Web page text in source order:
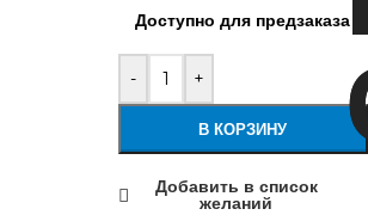
Доступно для предзаказа
- +
В КОРЗИНУ
Добавить в список
желаний